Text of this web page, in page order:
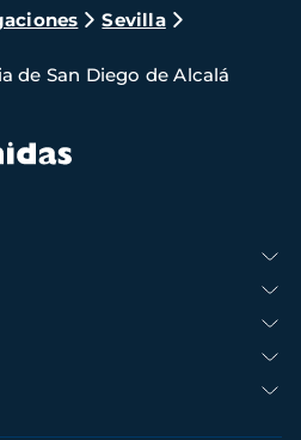
Sevilla
de San Diego de Alcalá